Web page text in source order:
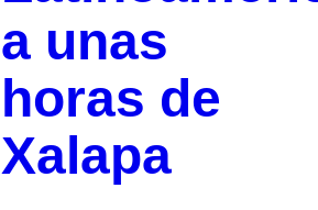
a unas
horas de
Xalapa